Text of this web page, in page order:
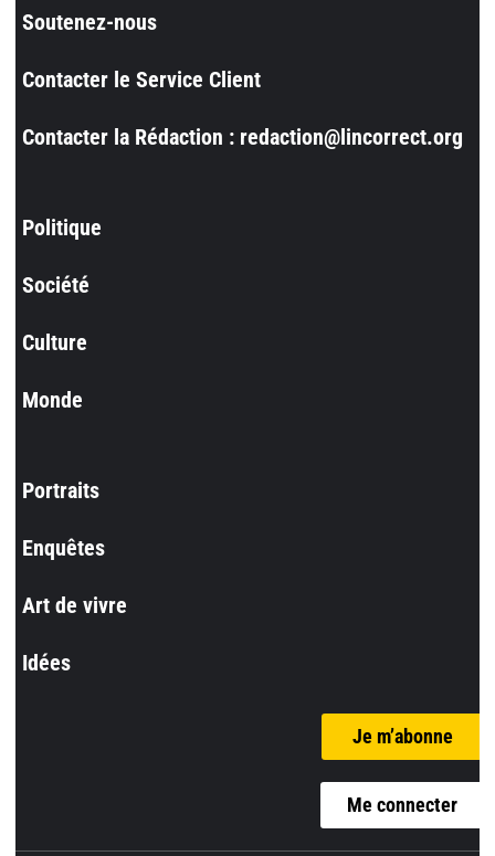
Soutenez-nous
Contacter le Service Client
Contacter la Rédaction : redaction@lincorrect.org
Politique
Société
Culture
Monde
Portraits
Enquêtes
Art de vivre
Idées
Je m’abonne
Me connecter